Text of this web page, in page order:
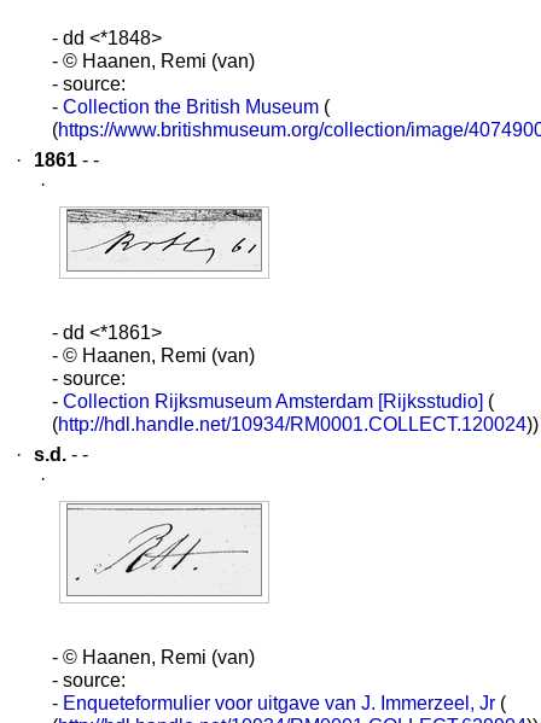
- dd <*1848>
- © Haanen, Remi (van)
- source:
- Collection the British Museum (
(https://www.britishmuseum.org/collection/image/
·
1861 - -
·
- dd <*1861>
- © Haanen, Remi (van)
- source:
- Collection Rijksmuseum Amsterdam [Rijksstudio] (
(http://hdl.handle.net/10934/RM0001.COLLECT.120024))
·
s.d. - -
·
- © Haanen, Remi (van)
- source:
- Enqueteformulier voor uitgave van J. Immerzeel, Jr (